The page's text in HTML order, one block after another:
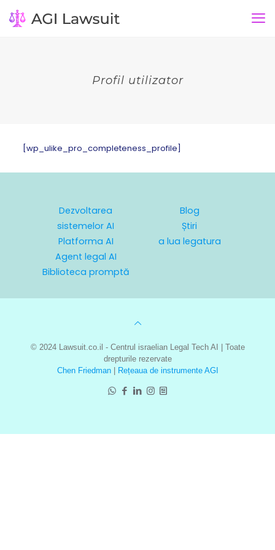
Profil utilizator
[wp_ulike_pro_completeness_profile]
Dezvoltarea
sistemelor AI
Platforma AI
Agent legal AI
Biblioteca promptă
Blog
Știri
a lua legatura
© 2024 Lawsuit.co.il - Centrul israelian Legal Tech AI | Toate
drepturile rezervate
Chen Friedman| Rețeaua de instrumente AGI